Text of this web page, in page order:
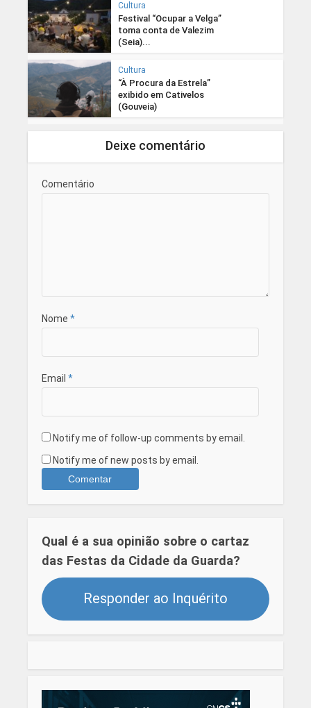
Cultura
Festival “Ocupar a Velga”
toma conta de Valezim
(Seia)...
Cultura
“À Procura da Estrela”
exibido em Cativelos
(Gouveia)
Deixe comentário
Comentário
Nome *
Email *
Notify me of follow-up comments by email.
Notify me of new posts by email.
Qual é a sua opinião sobre o cartaz
das Festas da Cidade da Guarda?
Responder ao Inquérito